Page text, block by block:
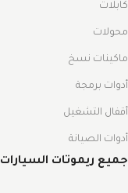
كابلات
محولات
ماكينات نسخ
أدوات برمجة
أقفال التشغيل
أدوات الصيانة
جميع ريموتات السيارات